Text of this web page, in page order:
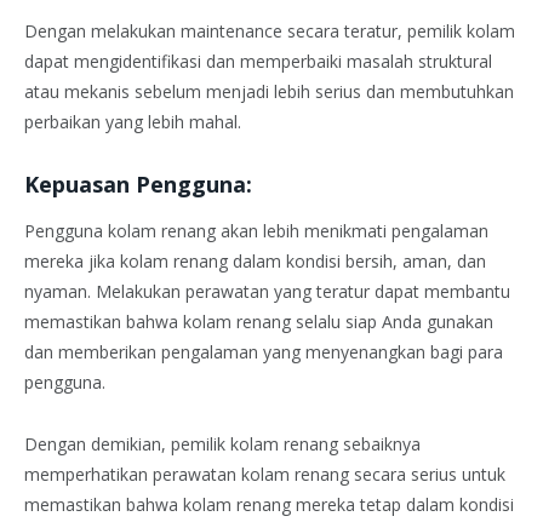
Dengan melakukan maintenance secara teratur, pemilik kolam
dapat mengidentifikasi dan memperbaiki masalah struktural
atau mekanis sebelum menjadi lebih serius dan membutuhkan
perbaikan yang lebih mahal.
Kepuasan Pengguna:
Pengguna kolam renang akan lebih menikmati pengalaman
mereka jika kolam renang dalam kondisi bersih, aman, dan
nyaman. Melakukan perawatan yang teratur dapat membantu
memastikan bahwa kolam renang selalu siap Anda gunakan
dan memberikan pengalaman yang menyenangkan bagi para
pengguna.
Dengan demikian, pemilik kolam renang sebaiknya
memperhatikan perawatan kolam renang secara serius untuk
memastikan bahwa kolam renang mereka tetap dalam kondisi